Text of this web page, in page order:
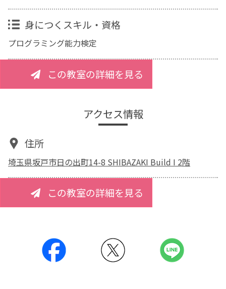
身につくスキル・資格
プログラミング能力検定
この教室の詳細を見る
アクセス情報
住所
埼玉県坂戸市日の出町14-8 SHIBAZAKI Build I 2階
この教室の詳細を見る